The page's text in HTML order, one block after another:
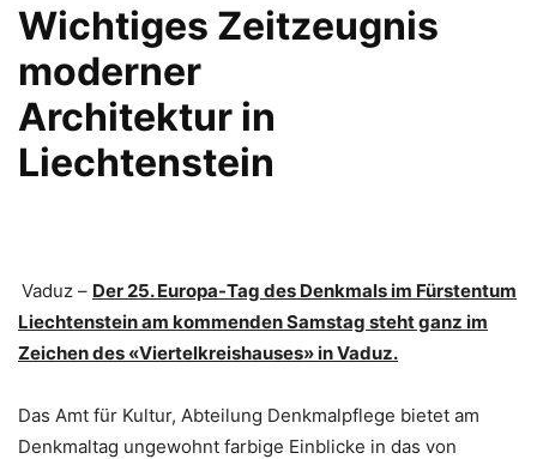
Wichtiges Zeitzeugnis
moderner
Architektur in
Liechtenstein
Vaduz – Der 25. Europa-Tag des Denkmals im Fürstentum
Liechtenstein am kommenden Samstag steht ganz im
Zeichen des «Viertelkreishauses» in Vaduz.
Das Amt für Kultur, Abteilung Denkmalpflege bietet am
Denkmaltag ungewohnt farbige Einblicke in das von